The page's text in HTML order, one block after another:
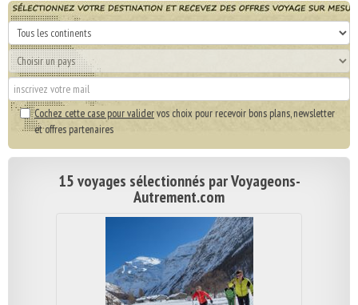
Cochez cette case pour validervos choix pour recevoir bons plans, newsletter
et offres partenaires
15 voyages sélectionnés par Voyageons-
Autrement.com